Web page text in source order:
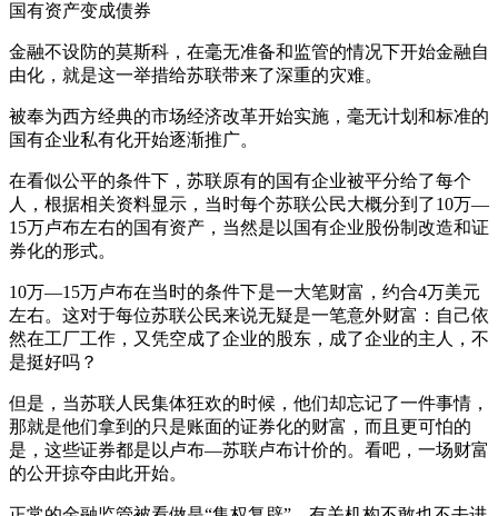
国有资产变成债券
金融不设防的莫斯科，在毫无准备和监管的情况下开始金融自
由化，就是这一举措给苏联带来了深重的灾难。
被奉为西方经典的市场经济改革开始实施，毫无计划和标准的
国有企业私有化开始逐渐推广。
在看似公平的条件下，苏联原有的国有企业被平分给了每个
人，根据相关资料显示，当时每个苏联公民大概分到了10万—
15万卢布左右的国有资产，当然是以国有企业股份制改造和证
券化的形式。
10万—15万卢布在当时的条件下是一大笔财富，约合4万美元
左右。这对于每位苏联公民来说无疑是一笔意外财富：自己依
然在工厂工作，又凭空成了企业的股东，成了企业的主人，不
是挺好吗？
但是，当苏联人民集体狂欢的时候，他们却忘记了一件事情，
那就是他们拿到的只是账面的证券化的财富，而且更可怕的
是，这些证券都是以卢布—苏联卢布计价的。看吧，一场财富
的公开掠夺由此开始。